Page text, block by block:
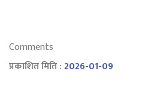
Comments
प्रकाशित मिति :2026-01-09